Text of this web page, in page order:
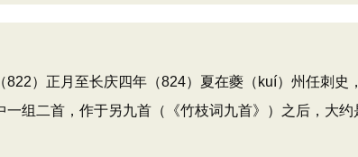
822）正月至长庆四年（824）夏在夔（kuí）州任刺史
一组二首，作于另九首（《竹枝词九首》）之后，大